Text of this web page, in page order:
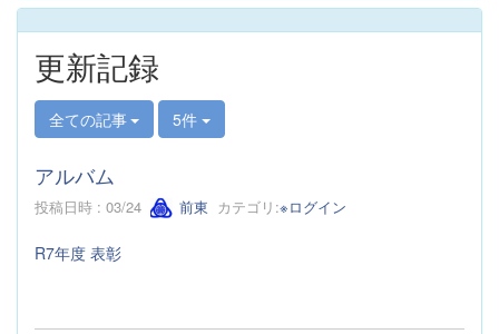
更新記録
全ての記事 5件
アルバム
投稿日時 : 03/24 前東 カテゴリ:※ログイン
R7年度 表彰